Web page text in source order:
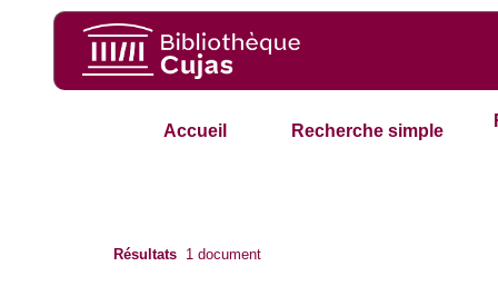
Accueil Recherche simple
Résultats 1 document